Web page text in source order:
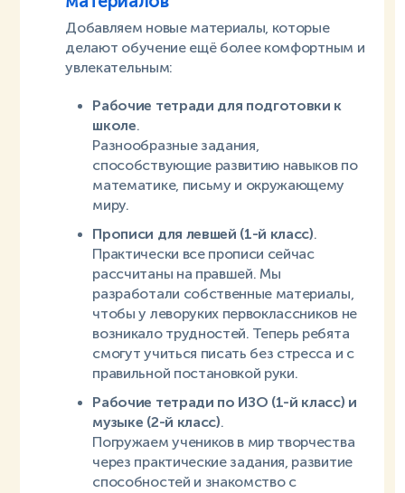
Добавляем новые материалы, которые
делают обучение ещё более комфортным и
увлекательным:
Рабочие тетради для подготовки к
школе.
Разнообразные задания,
способствующие развитию навыков по
математике, письму и окружающему
миру.
Прописи для левшей (1-й класс).
Практически все прописи сейчас
рассчитаны на правшей. Мы
разработали собственные материалы,
чтобы у леворуких первоклассников не
возникало трудностей. Теперь ребята
смогут учиться писать без стресса и с
правильной постановкой руки.
Рабочие тетради по ИЗО (1-й класс) и
музыке (2-й класс).
Погружаем учеников в мир творчества
через практические задания, развитие
способностей и знакомство с